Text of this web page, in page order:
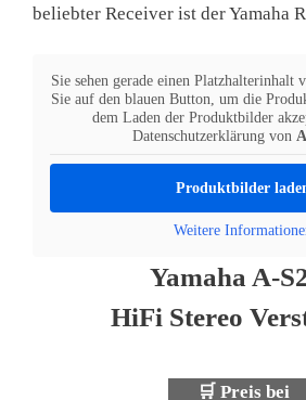
beliebter Receiver ist der Yamaha
Sie sehen gerade einen Platzhalterinhalt
Sie auf den blauen Button, um die
dem Laden der Produktbilder
Datenschutzerklärung von
Produktbilder
Weitere
Yamaha A-
HiFi Stereo
🛒 Preis bei